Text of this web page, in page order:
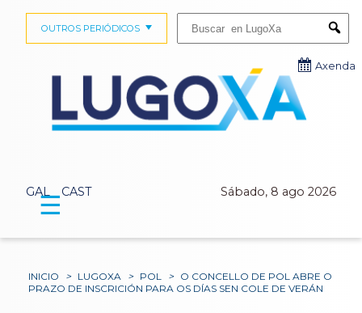
GAL CAST Sábado, 8 ago 2026
OUTROS PERIÓDICOS
Axenda
☰
INICIO > LUGOXA > POL > O CONCELLO DE POL ABRE O
PRAZO DE INSCRICIÓN PARA OS DÍAS SEN COLE DE VERÁN